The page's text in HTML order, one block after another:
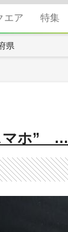
エア 特集
県
マホ” …